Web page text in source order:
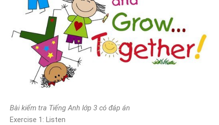
Bài kiểm tra Tiếng Anh lớp 3 có đáp án
Exercise 1: Listen